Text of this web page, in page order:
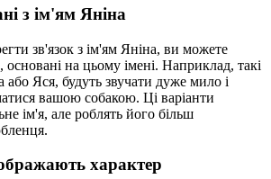
з ім'ям Яніна
зв'язок з ім'ям Яніна, ви можете
основані на цьому імені. Наприклад, такі
Яся, будуть звучати дуже мило і
вашою собакою. Ці варіанти
ім'я, але роблять його більш
характер